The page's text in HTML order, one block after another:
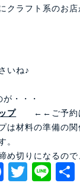
クラフト系のお
いね♪
・・・
プ ←←ご予約は
は材料の準備の
。
め切りになるので
Facebook
Twitter Line